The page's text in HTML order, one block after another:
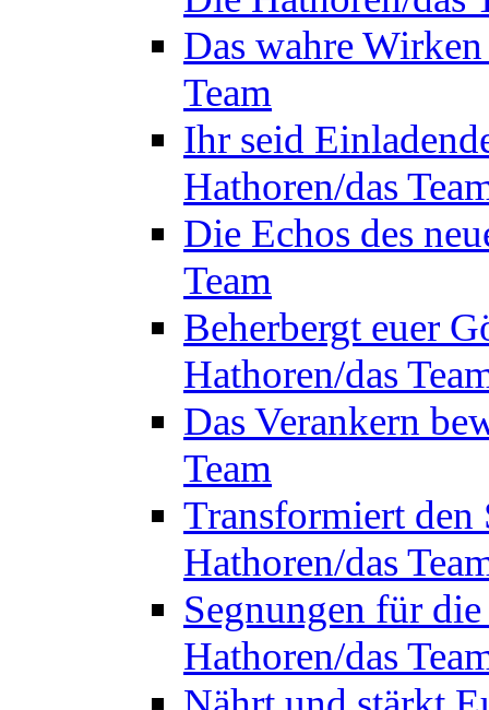
Das wahre
Team
Ihr seid
Hathoren/das
Die Echos des
Team
Beherbergt euer
Hathoren/das
Das Verankern
Team
Transformiert
Hathoren/das
Segnungen für
Hathoren/das